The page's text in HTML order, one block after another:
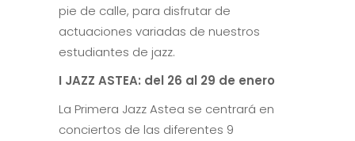
pie de calle, para disfrutar de
actuaciones variadas de nuestros
estudiantes de jazz.
I JAZZ ASTEA: del 26 al 29 de enero
La Primera Jazz Astea se centrará en
conciertos de las diferentes 9